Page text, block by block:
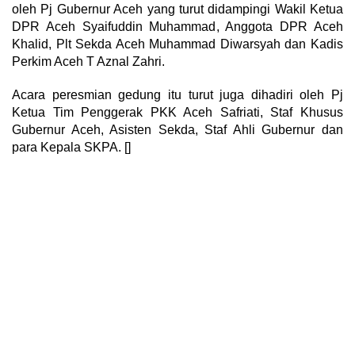
oleh Pj Gubernur Aceh yang turut didampingi Wakil Ketua
DPR Aceh Syaifuddin Muhammad, Anggota DPR Aceh
Khalid, Plt Sekda Aceh Muhammad Diwarsyah dan Kadis
Perkim Aceh T Aznal Zahri.
Acara peresmian gedung itu turut juga dihadiri oleh Pj
Ketua Tim Penggerak PKK Aceh Safriati, Staf Khusus
Gubernur Aceh, Asisten Sekda, Staf Ahli Gubernur dan
para Kepala SKPA. []